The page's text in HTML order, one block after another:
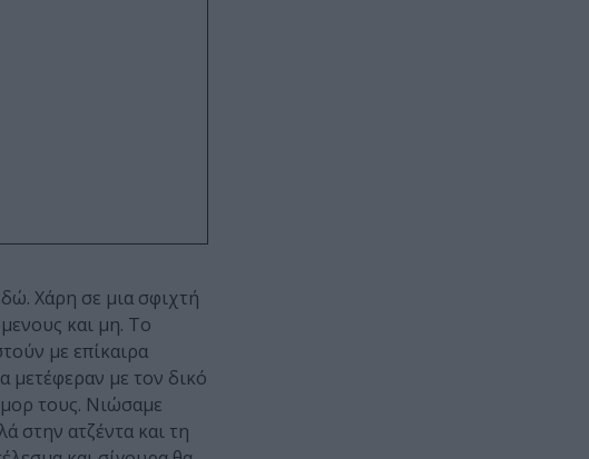
Χάρη σε μια σφιχτή
και μη. Το
με επίκαιρα
μετέφεραν με τον δικό
τους. Νιώσαμε
στην ατζέντα και τη